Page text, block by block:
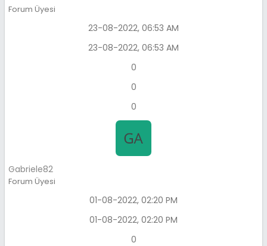
Forum Üyesi
23-08-2022, 06:53 AM
23-08-2022, 06:53 AM
0
0
0
Gabriele82
Forum Üyesi
01-08-2022, 02:20 PM
01-08-2022, 02:20 PM
0